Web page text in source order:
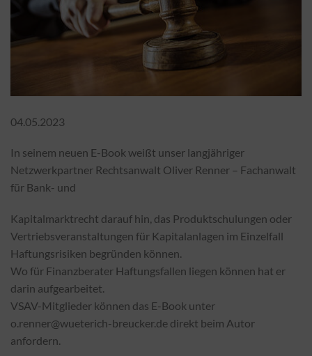
04.05.2023
In seinem neuen E-Book weißt unser langjähriger
Netzwerkpartner Rechtsanwalt Oliver Renner – Fachanwalt
für Bank- und
Kapitalmarktrecht darauf hin, das Produktschulungen oder
Vertriebsveranstaltungen für Kapitalanlagen im Einzelfall
Haftungsrisiken begründen können.
Wo für Finanzberater Haftungsfallen liegen können hat er
darin aufgearbeitet.
VSAV-Mitglieder können das E-Book unter
o.renner@wueterich-breucker.de direkt beim Autor
anfordern.